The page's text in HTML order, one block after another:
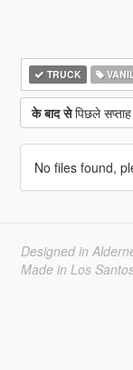
TRUCK
के बाद से पिछले सप्ताह
No files found,
Designed in
Made in Los